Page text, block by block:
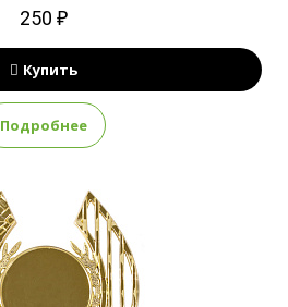
250 ₽
Купить
Подробнее